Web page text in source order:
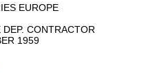
EUROPE
CONTRACTOR
1959